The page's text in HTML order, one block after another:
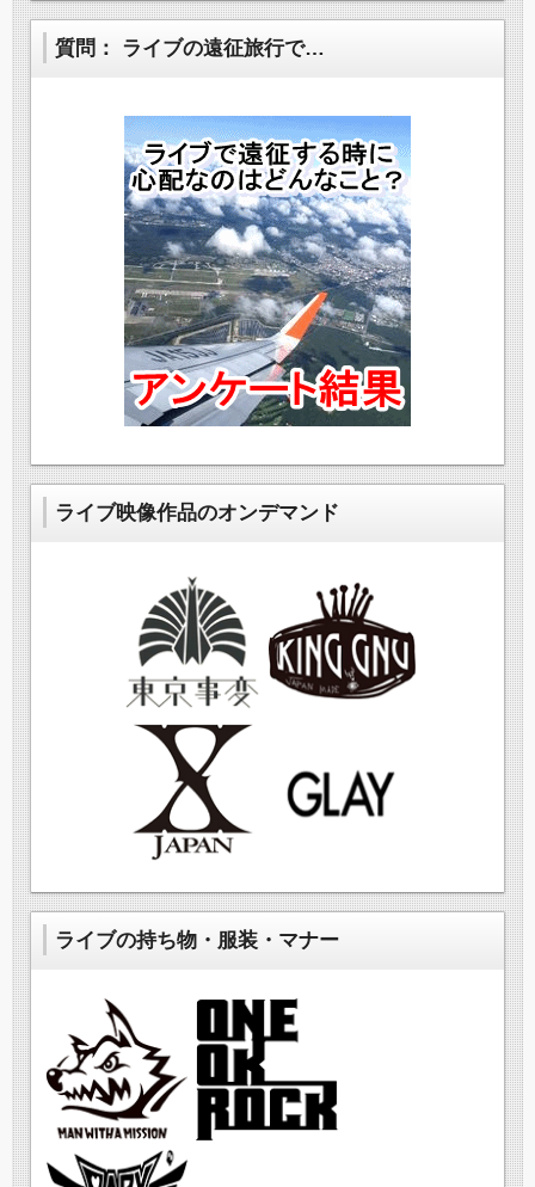
質問： ライブの遠征旅行で…
ライブ映像作品のオンデマンド
ライブの持ち物・服装・マナー